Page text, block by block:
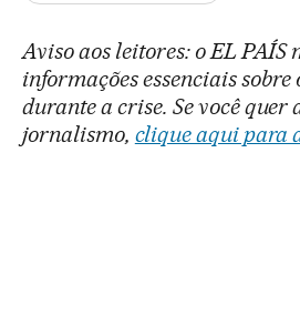
Aviso aos leitores: o EL PAÍS
informações essenciais
durante a crise. Se você quer
jornalismo, clique aqui para